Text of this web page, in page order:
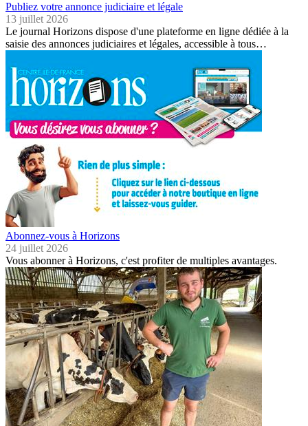
Publiez votre annonce judiciaire et légale
13 juillet 2026
Le journal Horizons dispose d'une plateforme en ligne dédiée à la
saisie des annonces judiciaires et légales, accessible à tous…
Abonnez-vous à Horizons
24 juillet 2026
Vous abonner à Horizons, c'est profiter de multiples avantages.